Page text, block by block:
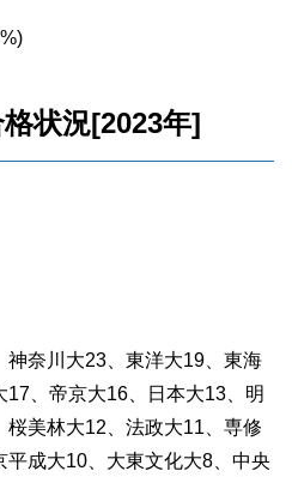
状況[2023年]
神奈川大23、東洋大19、東海
、帝京大16、日本大13、明
美林大12、法政大11、専修
成大10、大東文化大8、中央